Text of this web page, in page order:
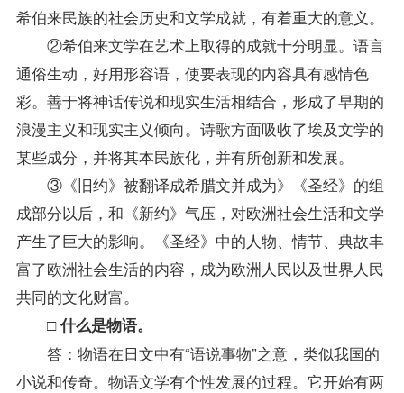
希伯来民族的社会历史和文学成就，有着重大的意义。
②希伯来文学在艺术上取得的成就十分明显。语言
通俗生动，好用形容语，使要表现的内容具有感情色
彩。善于将神话传说和现实生活相结合，形成了早期的
浪漫主义和现实主义倾向。诗歌方面吸收了埃及文学的
某些成分，并将其本民族化，并有所创新和发展。
③《旧约》被翻译成希腊文并成为》《圣经》的组
成部分以后，和《新约》气压，对欧洲社会生活和文学
产生了巨大的影响。《圣经》中的人物、情节、典故丰
富了欧洲社会生活的内容，成为欧洲人民以及世界人民
共同的文化财富。
□ 什么是物语。
答：物语在日文中有“语说事物”之意，类似我国的
小说和传奇。物语文学有个性发展的过程。它开始有两